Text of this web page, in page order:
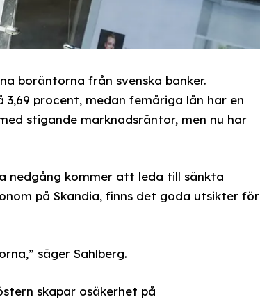
boräntorna från svenska banker.
procent, medan femåriga lån har en
stigande marknadsräntor, men nu har
nedgång kommer att leda till sänkta
på Skandia, finns det goda utsikter för
säger Sahlberg.
skapar osäkerhet på